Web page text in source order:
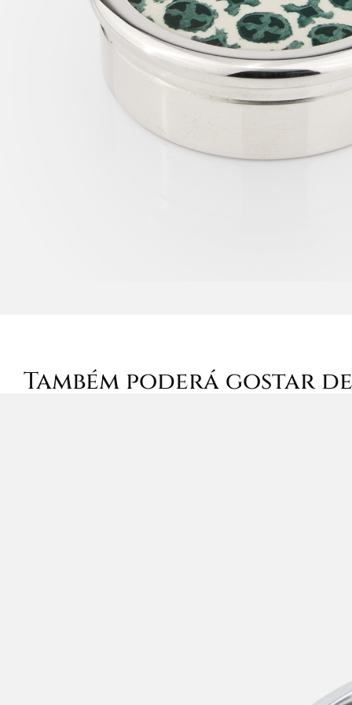
Também poderá gostar de